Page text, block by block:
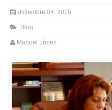
diciembre 04, 2015
Blog
Manuel López